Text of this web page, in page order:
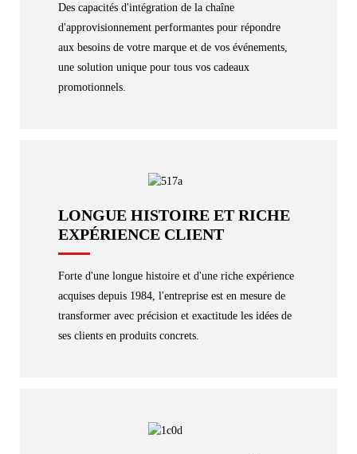
Des capacités d'intégration de la chaîne
d'approvisionnement performantes pour répondre
aux besoins de votre marque et de vos événements,
une solution unique pour tous vos cadeaux
promotionnels.
LONGUE HISTOIRE ET RICHE
EXPÉRIENCE CLIENT
Forte d'une longue histoire et d'une riche expérience
acquises depuis 1984, l'entreprise est en mesure de
transformer avec précision et exactitude les idées de
ses clients en produits concrets.